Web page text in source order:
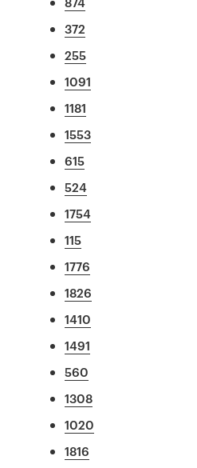
372
255
1091
1181
1553
615
524
1754
115
1776
1826
1410
1491
560
1308
1020
1816